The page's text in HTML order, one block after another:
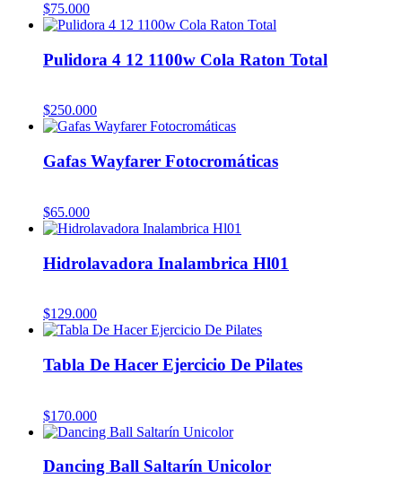
$75.000
Pulidora 4 12 1100w Cola Raton Total
$250.000
Gafas Wayfarer Fotocromáticas
$65.000
Hidrolavadora Inalambrica Hl01
$129.000
Tabla De Hacer Ejercicio De Pilates
$170.000
Dancing Ball Saltarín Unicolor